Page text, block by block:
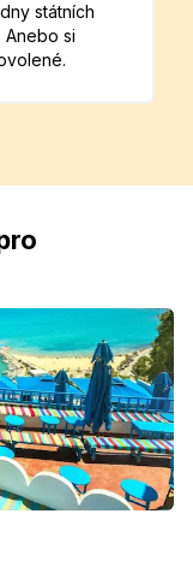
státních
Anebo si